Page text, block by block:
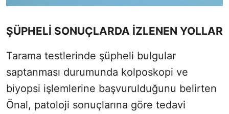
ŞÜPHELİ SONUÇLARDA İZLENEN YOLLAR
Tarama testlerinde şüpheli bulgular
saptanması durumunda kolposkopi ve
biyopsi işlemlerine başvurulduğunu belirten
Önal, patoloji sonuçlarına göre tedavi